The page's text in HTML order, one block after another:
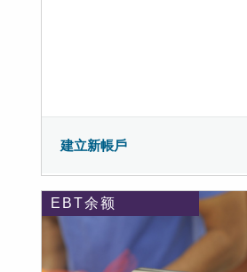
建立新帳戶
EBT余额